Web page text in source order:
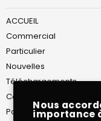
Nous
importance
ACCUEIL
Commercial
Particulier
Nouvelles
Téléchargements
Conditions de Service
Politique de